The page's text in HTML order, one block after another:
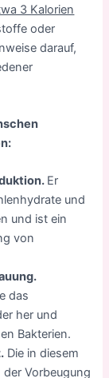
3 Kalorien
oder
darauf,
Er
und
und ist ein
von
das
her und
Bakterien.
Die in diesem
Vorbeugung